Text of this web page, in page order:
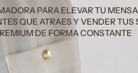
PARA ELEVAR TU
QUE ATRAES Y VENDER TUS
DE FORMA CONSTANTE